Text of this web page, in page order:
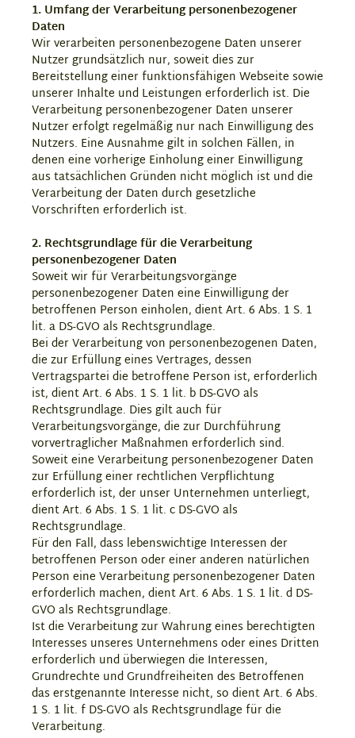
1. Umfang der Verarbeitung personenbezogener
Daten
Wir verarbeiten personenbezogene Daten unserer
Nutzer grundsätzlich nur, soweit dies zur
Bereitstellung einer funktionsfähigen Webseite sowie
unserer Inhalte und Leistungen erforderlich ist. Die
Verarbeitung personenbezogener Daten unserer
Nutzer erfolgt regelmäßig nur nach Einwilligung des
Nutzers. Eine Ausnahme gilt in solchen Fällen, in
denen eine vorherige Einholung einer Einwilligung
aus tatsächlichen Gründen nicht möglich ist und die
Verarbeitung der Daten durch gesetzliche
Vorschriften erforderlich ist.
2. Rechtsgrundlage für die Verarbeitung
personenbezogener Daten
Soweit wir für Verarbeitungsvorgänge
personenbezogener Daten eine Einwilligung der
betroffenen Person einholen, dient Art. 6 Abs. 1 S. 1
lit. a DS-GVO als Rechtsgrundlage.
Bei der Verarbeitung von personenbezogenen Daten,
die zur Erfüllung eines Vertrages, dessen
Vertragspartei die betroffene Person ist, erforderlich
ist, dient Art. 6 Abs. 1 S. 1 lit. b DS-GVO als
Rechtsgrundlage. Dies gilt auch für
Verarbeitungsvorgänge, die zur Durchführung
vorvertraglicher Maßnahmen erforderlich sind.
Soweit eine Verarbeitung personenbezogener Daten
zur Erfüllung einer rechtlichen Verpflichtung
erforderlich ist, der unser Unternehmen unterliegt,
dient Art. 6 Abs. 1 S. 1 lit. c DS-GVO als
Rechtsgrundlage.
Für den Fall, dass lebenswichtige Interessen der
betroffenen Person oder einer anderen natürlichen
Person eine Verarbeitung personenbezogener Daten
erforderlich machen, dient Art. 6 Abs. 1 S. 1 lit. d DS-
GVO als Rechtsgrundlage.
Ist die Verarbeitung zur Wahrung eines berechtigten
Interesses unseres Unternehmens oder eines Dritten
erforderlich und überwiegen die Interessen,
Grundrechte und Grundfreiheiten des Betroffenen
das erstgenannte Interesse nicht, so dient Art. 6 Abs.
1 S. 1 lit. f DS-GVO als Rechtsgrundlage für die
Verarbeitung.